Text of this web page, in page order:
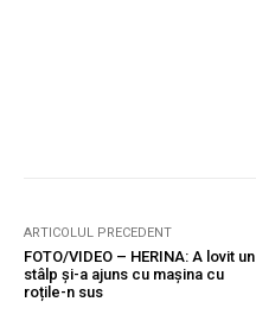
ARTICOLUL PRECEDENT
FOTO/VIDEO – HERINA: A lovit un
stâlp și-a ajuns cu mașina cu
roțile-n sus